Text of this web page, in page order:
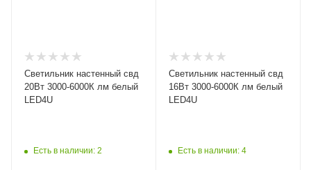
Светильник настенный свд
20Вт 3000-6000К лм белый
LED4U
Есть в наличии: 2
Светильник настенный свд
16Вт 3000-6000К лм белый
LED4U
Есть в наличии: 4